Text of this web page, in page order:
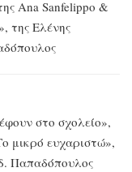
Ana Sanfelippo &
της Ελένης
στο σχολείο»,
μικρό ευχαριστώ»,
Παπαδόπουλος